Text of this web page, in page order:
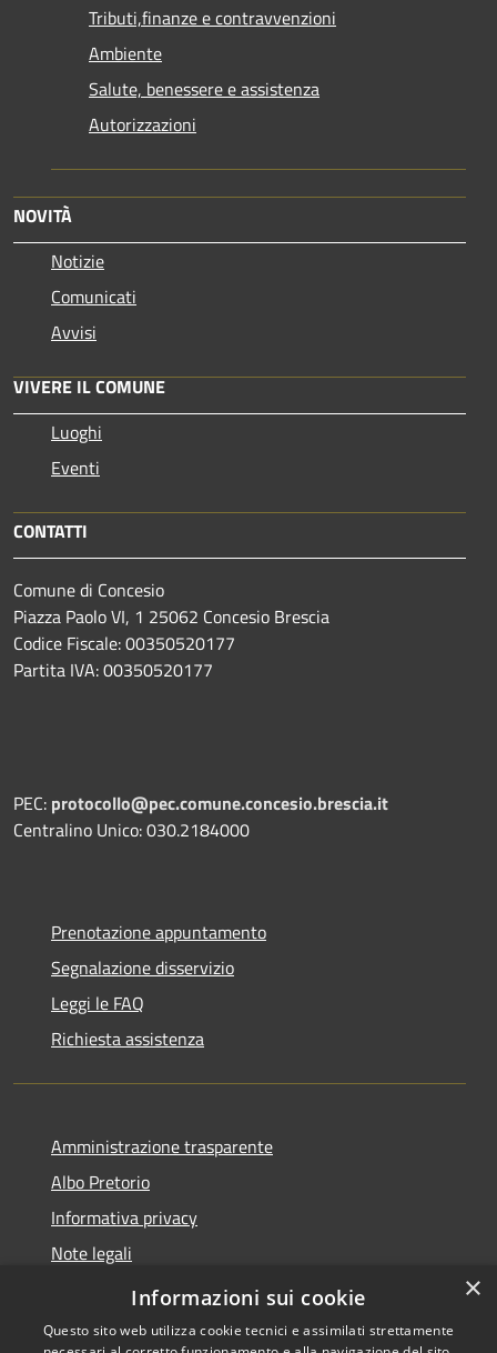
Tributi,finanze e contravvenzioni
Ambiente
Salute, benessere e assistenza
Autorizzazioni
NOVITÀ
Notizie
Comunicati
Avvisi
VIVERE IL COMUNE
Luoghi
Eventi
CONTATTI
Comune di Concesio
Piazza Paolo VI, 1 25062 Concesio Brescia
Codice Fiscale: 00350520177
Partita IVA: 00350520177
PEC: protocollo@pec.comune.concesio.brescia.it
Centralino Unico: 030.2184000
Prenotazione appuntamento
Segnalazione disservizio
Leggi le FAQ
Richiesta assistenza
Amministrazione trasparente
Albo Pretorio
Informativa privacy
Note legali
Dichiarazione di accessibilità
×
Informazioni sui cookie
Questo sito web utilizza cookie tecnici e assimilati strettamente